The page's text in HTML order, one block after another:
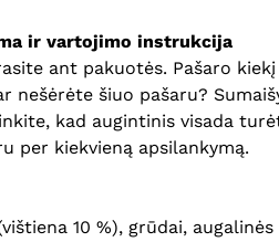
ir vartojimo instrukcija
ant pakuotės. Pašaro
nešėrėte šiuo pašaru?
kad augintinis visada
per kiekvieną apsilankymą.
10 %), grūdai,